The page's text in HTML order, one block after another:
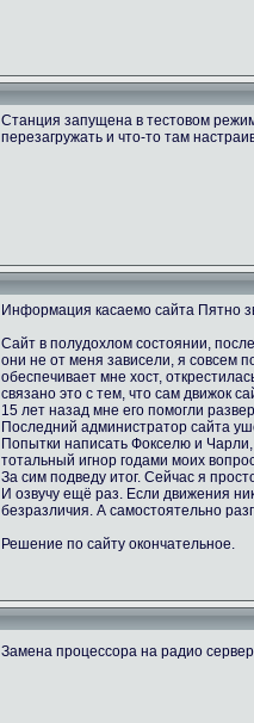
Станция запущена в тестовом
перезагружать и что-то там
Информация касаемо сайта Пятно
Сайт в полудохлом состоянии,
они не от меня зависели, я совсем
обеспечивает мне хост,
связано это с тем, что сам движок
15 лет назад мне его помогли
Последний администратор сайта
Попытки написать Фокселю и Чарли,
тотальный игнор годами моих
За сим подведу итог. Сейчас я
И озвучу ещё раз. Если движения
безразличия. А самостоятельно
Решение по сайту окончательное.
Замена процессора на радио